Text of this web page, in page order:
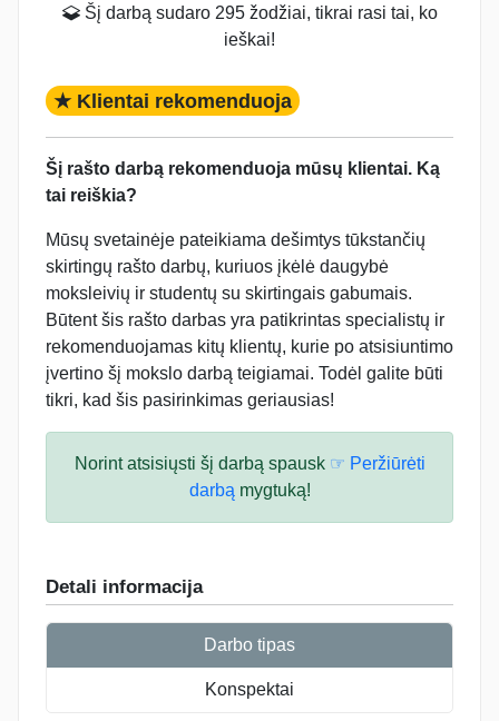
Šį darbą sudaro 295 žodžiai, tikrai rasi tai, ko
ieškai!
★ Klientai rekomenduoja
Šį rašto darbą rekomenduoja mūsų klientai. Ką
tai reiškia?
Mūsų svetainėje pateikiama dešimtys tūkstančių
skirtingų rašto darbų, kuriuos įkėlė daugybė
moksleivių ir studentų su skirtingais gabumais.
Būtent šis rašto darbas yra patikrintas specialistų ir
rekomenduojamas kitų klientų, kurie po atsisiuntimo
įvertino šį mokslo darbą teigiamai. Todėl galite būti
tikri, kad šis pasirinkimas geriausias!
Norint atsisiųsti šį darbą spausk ☞ Peržiūrėti
darbą mygtuką!
Detali informacija
Darbo tipas
Konspektai